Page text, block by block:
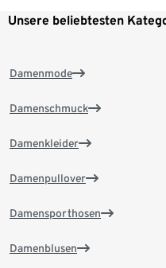
Unsere beliebtesten
Damenmode
Damenschmuck
Damenkleider
Damenpullover
Damensporthosen
Damenblusen